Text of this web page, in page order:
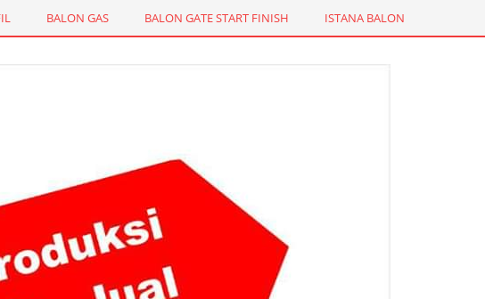
BALON GAS BALON GATE START FINISH ISTANA BALON